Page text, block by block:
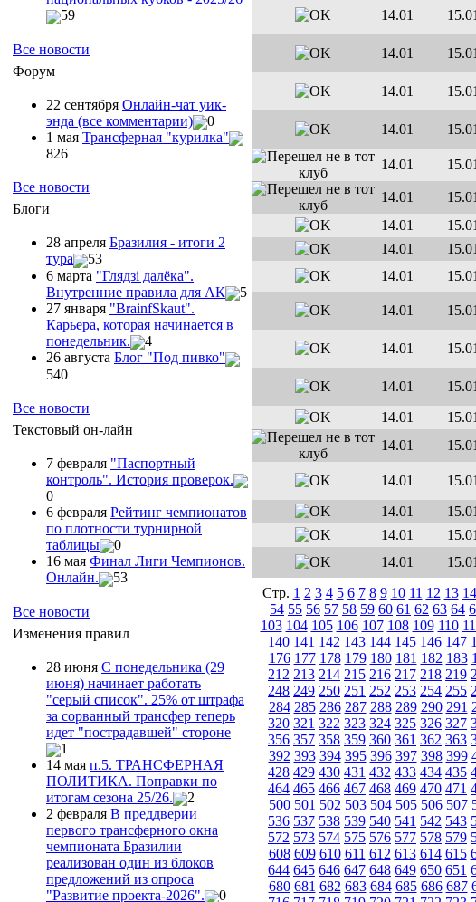
59
Все новости
Форум
22 сентября Онлайн-чат уик-
энда (все комментарии)
0
1 мая Трансферная "курилка"
826
Все новости
Блоги
28 апреля Бразилия - итоги 2
тура
53
6 марта "Глядзi далёка".
Внутренние правила для АК
5
27 января "ВrainfSkaut".
Карьера, которая начинается в
понедельник.
4
26 августа Блог "Под пивко"
540
Все новости
Текстовый он-лайн
7 февраля "Паспортный
контроль". История проверок.
0
6 февраля Рейтинг чемпионатов
по плотности турнирной
таблицы
0
16 мая Финал Лиги Чемпионов.
Онлайн.
53
Все новости
Изменения правил
28 июня С понедельника (29
июня) начинает работать
"серый список". 25% от штрафа
за сорванный трансфер теперь
идет "пострадавшей" стороне
1
14 мая п.5. ТРАНСФЕРНАЯ
ПОЛИТИКА. Поправки по
итогам сезона 25/26.
2
2 февраля В преддверии
первого трансферного окна
чемпионата Бразилии
реализован один из блоков
предложений из опроса
"Развитие проекта-2026".
0
14.01 15.01
14.01 15.01
14.01 15.01
14.01 15.01
14.01 15.01
14.01 15.01
14.01
15.01
14.01
15.01
14.01
15.01
14.01 15.01
14.01 15.01
14.01 15.01
14.01
15.01
14.01
15.01
14.01 15.01
14.01
15.01
14.01
15.01
14.01
15.01
Стр. 1 2 3 4 5 6 7 8 9 10 11 12 13 14
54 55 56 57 58 59 60 61 62 63 64
103 104 105 106 107 108 109 110
140 141 142 143 144 145 146 147
176 177 178 179 180 181 182 183
212 213 214 215 216 217 218 219
248 249 250 251 252 253 254 255
284 285 286 287 288 289 290 291
320 321 322 323 324 325 326 327
356 357 358 359 360 361 362 363
392 393 394 395 396 397 398 399
428 429 430 431 432 433 434 435
464 465 466 467 468 469 470 471
500 501 502 503 504 505 506 507
536 537 538 539 540 541 542 543
572 573 574 575 576 577 578 579
608 609 610 611 612 613 614 615
644 645 646 647 648 649 650 651
680 681 682 683 684 685 686 687